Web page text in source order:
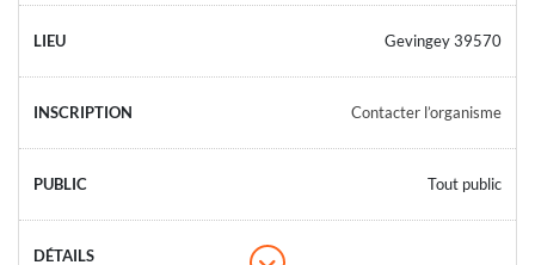
Gevingey 39570
Contacter l’organisme
Tout public